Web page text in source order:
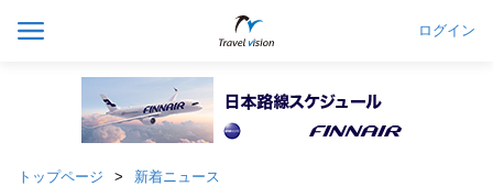
ログイン
トップページ 新着ニュース